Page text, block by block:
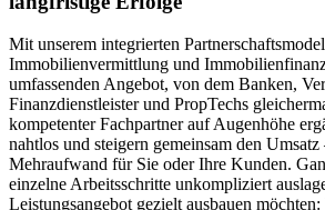
Mit unserem integrierten
Immobilienvermittlung und
umfassenden Angebot, von dem Banken,
Finanzdienstleister und PropTechs
kompetenter Fachpartner auf Augenhöhe
nahtlos und steigern gemeinsam den Umsatz
Mehraufwand für Sie oder Ihre Kunden.
einzelne Arbeitsschritte unkompliziert
Leistungsangebot gezielt ausbauen